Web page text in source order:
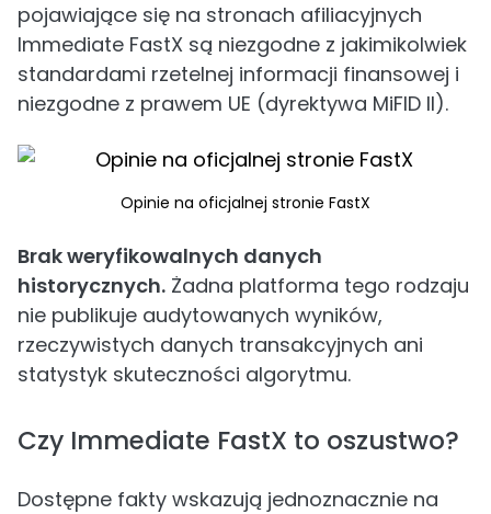
pojawiające się na stronach afiliacyjnych
Immediate FastX są niezgodne z jakimikolwiek
standardami rzetelnej informacji finansowej i
niezgodne z prawem UE (dyrektywa MiFID II).
Opinie na oficjalnej stronie FastX
Brak weryfikowalnych danych
historycznych. Żadna platforma tego rodzaju
nie publikuje audytowanych wyników,
rzeczywistych danych transakcyjnych ani
statystyk skuteczności algorytmu.
Czy Immediate FastX to oszustwo?
Dostępne fakty wskazują jednoznacznie na